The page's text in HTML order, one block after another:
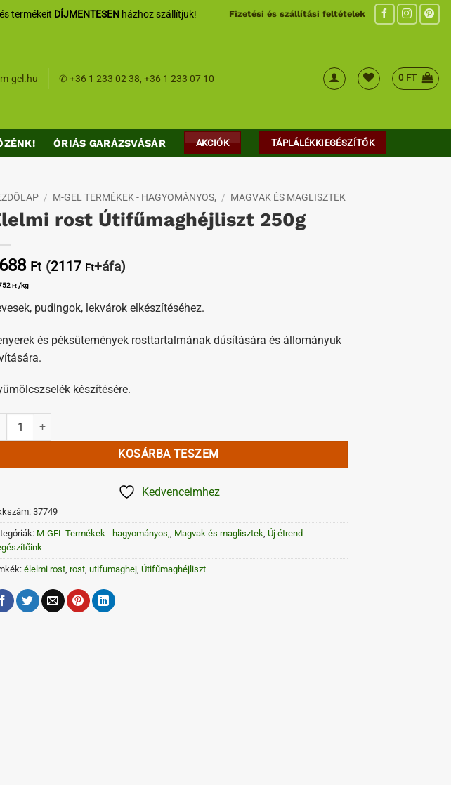
termékeit DÍJMENTESEN házhoz szállítjuk! Fizetési és szállítási feltételek
gel.hu ✆+36 1 233 02 38,+36 1 233 07 10 0 FT
ÓRIÁS GARÁZSVÁSÁR AKCIÓK TÁPLÁLÉKKIEGÉSZÍTŐK
/ M-GEL TERMÉKEK - HAGYOMÁNYOS, / MAGVAK ÉS MAGLISZTEK
rost Útifűmaghéjliszt 250g
Ft (2117 Ft+áfa)
Ft /kg
pudingok, lekvárok elkészítéséhez.
és péksütemények rosttartalmának dúsítására és állományuk
készítésére.
rost Útifűmaghéjliszt 250g mennyiség
KOSÁRBA TESZEM
Kedvenceimhez
37749
M-GEL Termékek - hagyományos,, Magvak és maglisztek, Új étrend
élelmi rost, rost, utifumaghej, Útifűmaghéjliszt